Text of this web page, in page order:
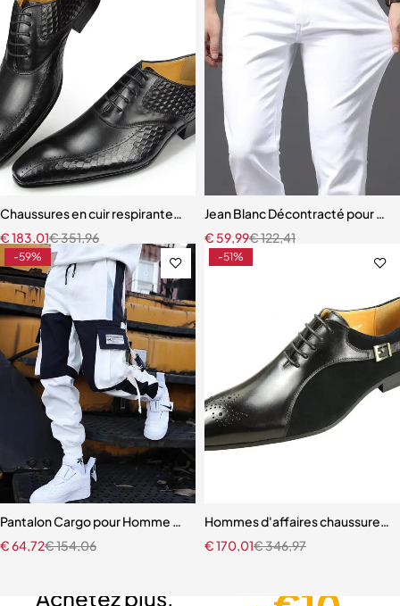
Chaussures en cuir respirantes pour hommes, chaussures
€351,96
€183,01
Jean Blanc Décontracté pour
€122,41
€ 59,99
-59%
Pantalon Cargo pour Homme à Poches Coloré
€154,06
€64,72
-51%
Hommes d'affaires chaussures
€346,97
€170,01
Achetez plus,